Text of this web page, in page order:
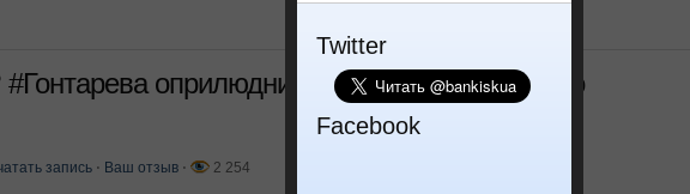
#Гонтарева оприлюднила загрозливі дані щодо
запись ⋅ Ваш отзыв ⋅ 2 254
Twitter
Facebook